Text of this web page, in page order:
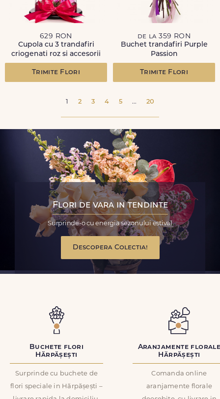
629 RON
Cupola cu 3 trandafiri
criogenati roz si accesorii
Trimite Flori
de la 359 RON
Buchet trandafiri Purple
Passion
Trimite Flori
1 2 3 4 5 ... 20
Flori de vara in tendinte
Surprinde-o cu energia sezonului estival
Descopera Colectia!
Buchete flori
Hărpășești
Surprinde cu buchete de
flori speciale in Hărpășești –
Aranjamente
Hărpășești
Comanda online
aranjamente florale